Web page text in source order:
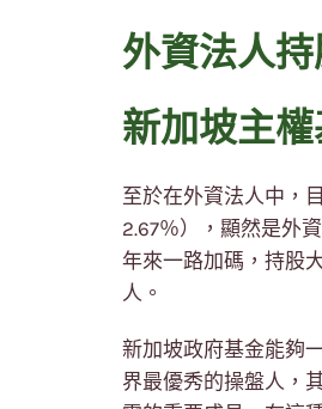
外資法人
新加坡主
至於在外資法人中，
2.67％），顯然是外
年來一路加碼，持股
人。
新加坡政府基金能夠
界最優秀的操盤人，